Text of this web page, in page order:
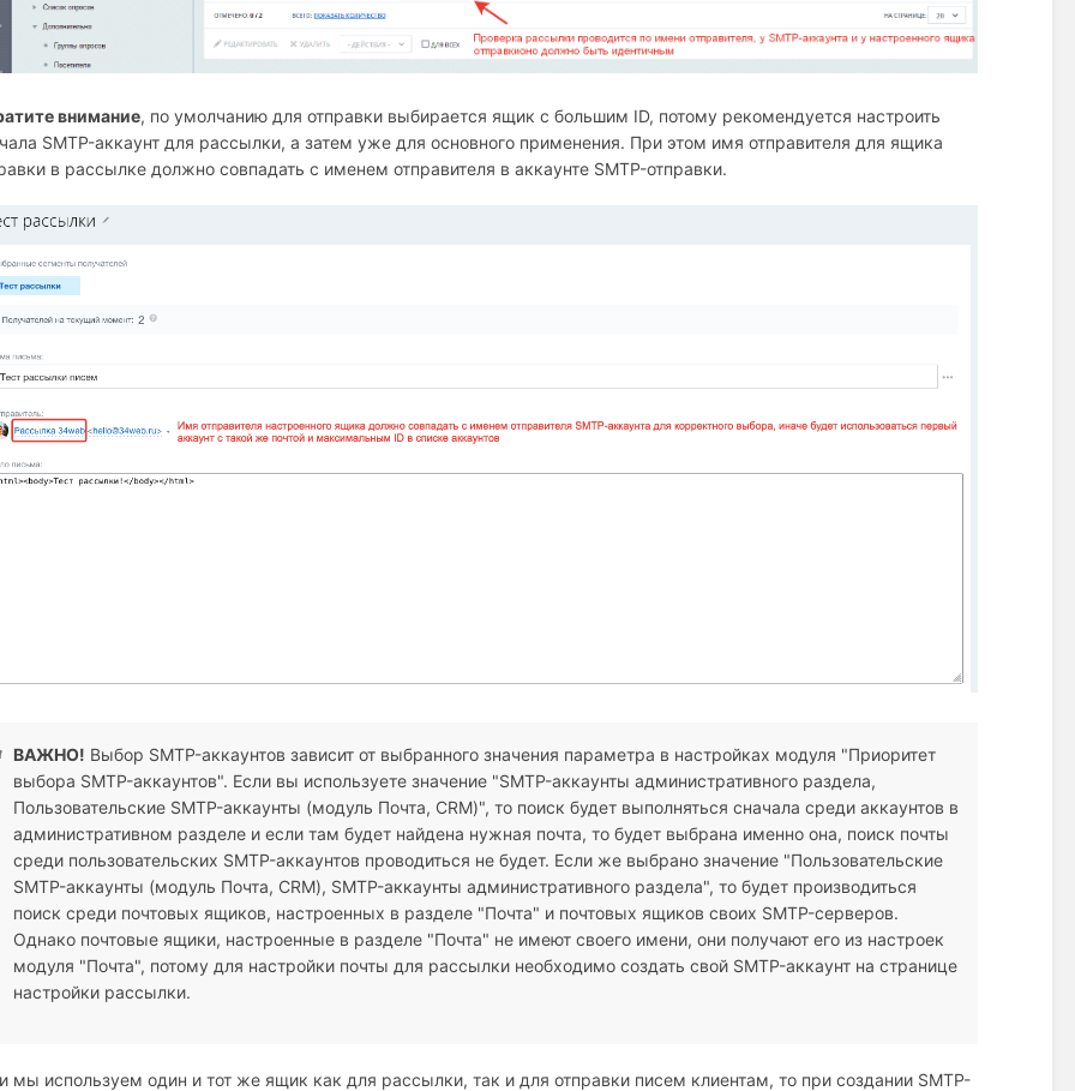
внимание, по умолчанию для отправки выбирается ящик с большим ID, потому рекомендуется настроить
SMTP-аккаунт для рассылки, а затем уже для основного применения. При этом имя отправителя для ящика
в рассылке должно совпадать с именем отправителя в аккаунте SMTP-отправки.
ВАЖНО! Выбор SMTP-аккаунтов зависит от выбранного значения параметра в настройках модуля "Приоритет
выбора SMTP-аккаунтов". Если вы используете значение "SMTP-аккаунты административного раздела,
Пользовательские SMTP-аккаунты (модуль Почта, CRM)", то поиск будет выполняться сначала среди аккаунтов в
административном разделе и если там будет найдена нужная почта, то будет выбрана именно она, поиск почты
среди пользовательских SMTP-аккаунтов проводиться не будет. Если же выбрано значение "Пользовательские
SMTP-аккаунты (модуль Почта, CRM), SMTP-аккаунты административного раздела", то будет производиться
поиск среди почтовых ящиков, настроенных в разделе "Почта" и почтовых ящиков своих SMTP-серверов.
Однако почтовые ящики, настроенные в разделе "Почта" не имеют своего имени, они получают его из настроек
модуля "Почта", потому для настройки почты для рассылки необходимо создать свой SMTP-аккаунт на странице
настройки рассылки.
мы используем один и тот же ящик как для рассылки, так и для отправки писем клиентам, то при создании SMTP-